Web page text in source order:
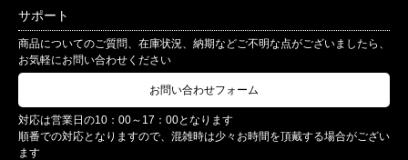
サポート
商品についてのご質問、在庫状況、納期などご不明な点がございましたら、
お気軽にお問い合わせください
お問い合わせフォーム
対応は営業日の10：00～17：00となります
順番での対応となりますので、混雑時は少々お時間を頂戴する場合がござい
ます